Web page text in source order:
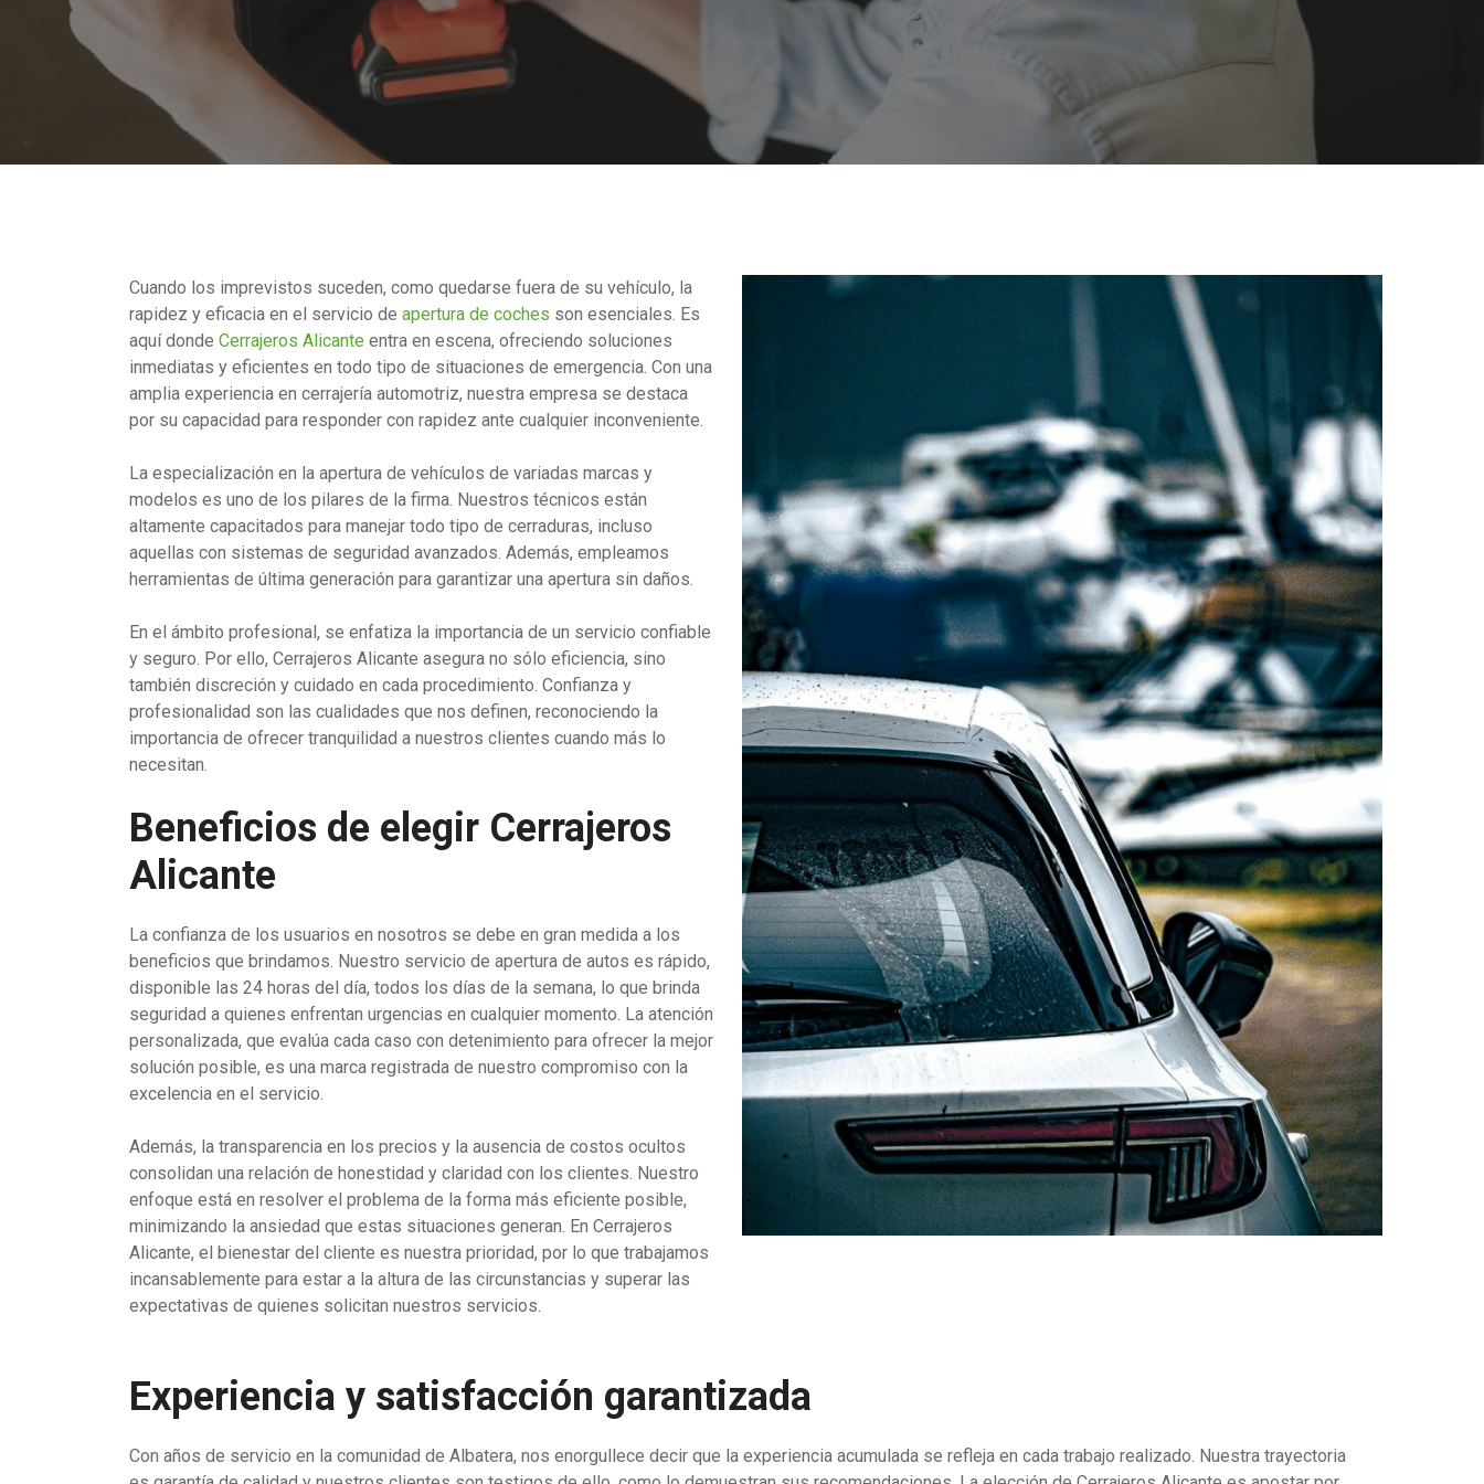
Cuando los imprevistos suceden, como quedarse fuera de su vehículo, la
rapidez y eficacia en el servicio de apertura de coches son esenciales. Es
aquí donde Cerrajeros Alicante entra en escena, ofreciendo soluciones
inmediatas y eficientes en todo tipo de situaciones de emergencia. Con una
amplia experiencia en cerrajería automotriz, nuestra empresa se destaca
por su capacidad para responder con rapidez ante cualquier inconveniente.
La especialización en la apertura de vehículos de variadas marcas y
modelos es uno de los pilares de la firma. Nuestros técnicos están
altamente capacitados para manejar todo tipo de cerraduras, incluso
aquellas con sistemas de seguridad avanzados. Además, empleamos
herramientas de última generación para garantizar una apertura sin daños.
En el ámbito profesional, se enfatiza la importancia de un servicio confiable
y seguro. Por ello, Cerrajeros Alicante asegura no sólo eficiencia, sino
también discreción y cuidado en cada procedimiento. Confianza y
profesionalidad son las cualidades que nos definen, reconociendo la
importancia de ofrecer tranquilidad a nuestros clientes cuando más lo
necesitan.
Beneficios de elegir Cerrajeros
Alicante
La confianza de los usuarios en nosotros se debe en gran medida a los
beneficios que brindamos. Nuestro servicio de apertura de autos es rápido,
disponible las 24 horas del día, todos los días de la semana, lo que brinda
seguridad a quienes enfrentan urgencias en cualquier momento. La atención
personalizada, que evalúa cada caso con detenimiento para ofrecer la mejor
solución posible, es una marca registrada de nuestro compromiso con la
excelencia en el servicio.
Además, la transparencia en los precios y la ausencia de costos ocultos
consolidan una relación de honestidad y claridad con los clientes. Nuestro
enfoque está en resolver el problema de la forma más eficiente posible,
minimizando la ansiedad que estas situaciones generan. En Cerrajeros
Alicante, el bienestar del cliente es nuestra prioridad, por lo que trabajamos
incansablemente para estar a la altura de las circunstancias y superar las
expectativas de quienes solicitan nuestros servicios.
Experiencia y satisfacción garantizada
Con años de servicio en la comunidad de Albatera, nos enorgullece decir que la experiencia acumulada se refleja en cada trabajo realizado. Nuestra trayectoria